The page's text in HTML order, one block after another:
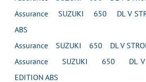
Assurance SUZUKI 650 DL V
ABS
Assurance SUZUKI 650 DL V
Assurance SUZUKI 650 DL V
EDITION ABS